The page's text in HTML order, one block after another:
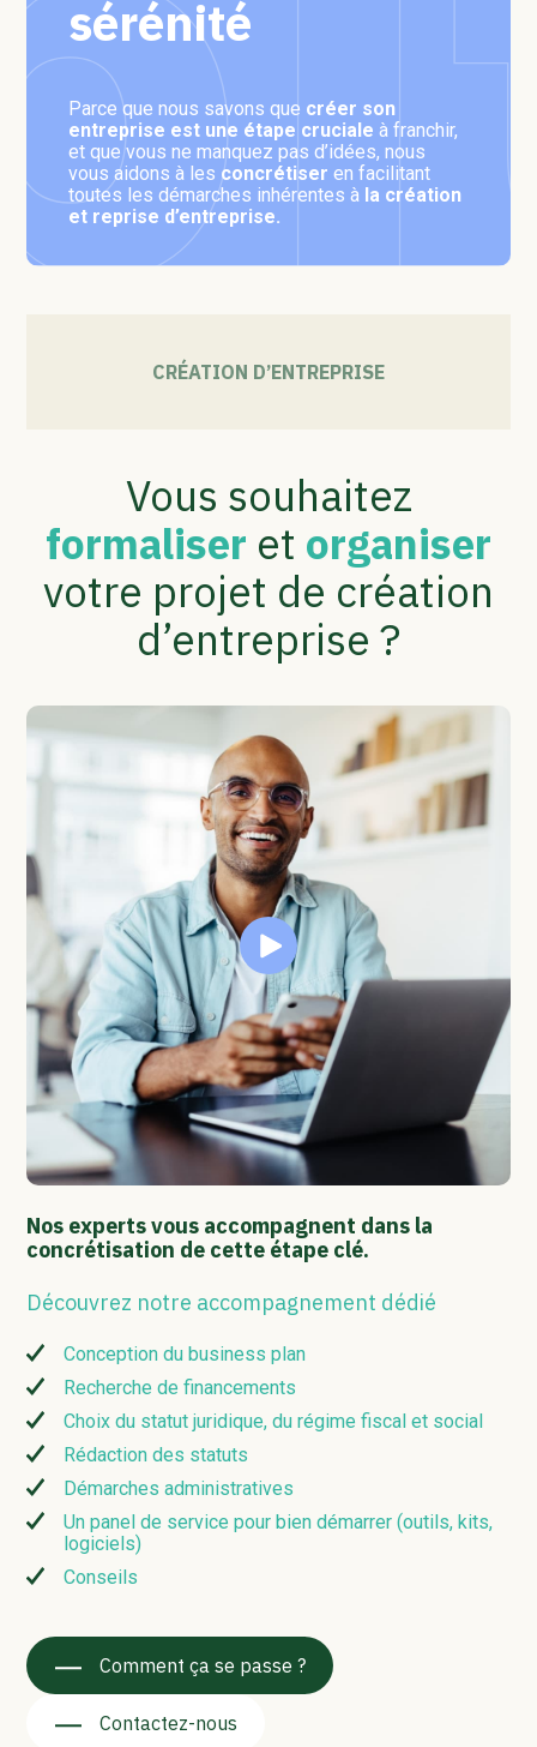
sérénité
Parce que nous savons que créer son
entreprise est une étape cruciale à franchir,
et que vous ne manquez pas d’idées, nous
vous aidons à les concrétiser en facilitant
toutes les démarches inhérentes à la création
et reprise d’entreprise.
CRÉATION D’ENTREPRISE
Vous souhaitez
formaliser et organiser
votre projet de création
d’entreprise ?
Nos experts vous accompagnent dans la
concrétisation de cette étape clé.
Découvrez notre accompagnement dédié
Conception du business plan
Recherche de financements
Choix du statut juridique, du régime fiscal et social
Rédaction des statuts
Démarches administratives
Un panel de service pour bien démarrer (outils, kits,
logiciels)
Conseils
Comment ça se passe ?
Contactez-nous